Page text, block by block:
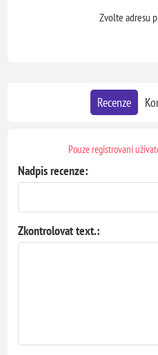
Zvolte adresu
Recenze
Pouze registrovaní
Nadpis recenze:
Zkontrolovat text.: